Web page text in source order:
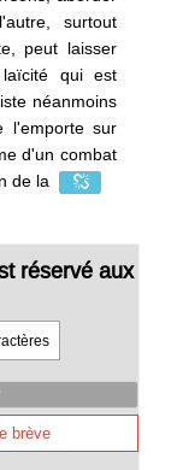
surtout
peut laisser
laïcité qui est
néanmoins
l'emporte sur
d'un combat
de la
réservé aux
brève